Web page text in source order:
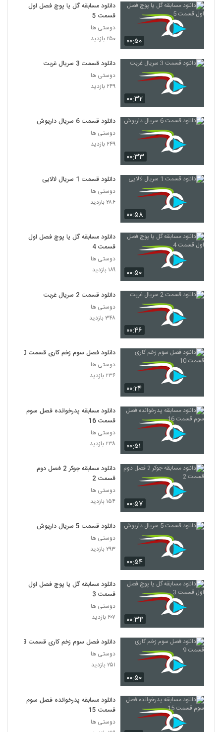
۰۰:۵۰
دانلود مسابقه گل یا پوچ فصل اول
قسمت 5
دوستی ها
۲۵۰ بازدید
۰۰:۳۲
دانلود قسمت 3 سریال غربت
دوستی ها
۲۴۹ بازدید
۰۰:۳۳
دانلود قسمت 6 سریال داریوش
دوستی ها
۲۴۹ بازدید
۰۰:۵۸
دانلود قسمت 1 سریال لالایی
دوستی ها
۲۸۶ بازدید
۰۰:۵۰
دانلود مسابقه گل یا پوچ فصل اول
قسمت 4
دوستی ها
۱۸۹ بازدید
۰۰:۴۶
دانلود قسمت 2 سریال غربت
دوستی ها
۳۴۸ بازدید
۰۰:۲۴
دانلود فصل سوم زخم کاری قسمت 10
دوستی ها
۲۳۶ بازدید
۰۰:۵۱
دانلود مسابقه پدرخوانده فصل سوم
قسمت 16
دوستی ها
۲۳۸ بازدید
۰۰:۵۷
دانلود مسابقه جوکر 2 فصل دوم
قسمت 2
دوستی ها
۱۵۴ بازدید
۰۰:۵۴
دانلود قسمت 5 سریال داریوش
دوستی ها
۲۹۳ بازدید
۰۰:۳۴
دانلود مسابقه گل یا پوچ فصل اول
قسمت 3
دوستی ها
۲۰۷ بازدید
۰۰:۵۰
دانلود فصل سوم زخم کاری قسمت 9
دوستی ها
۲۵۱ بازدید
دانلود مسابقه پدرخوانده فصل سوم
قسمت 15
دوستی ها